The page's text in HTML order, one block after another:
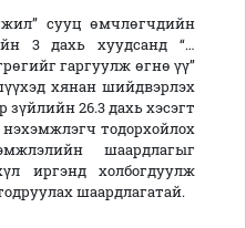
сууц өмчлөгчдийн
3 дахь хуудсанд “…
гаргуулж өгнө үү”
хянан шийдвэрлэх
зүйлийн 26.3 дахь хэсэгт
тодорхойлох
шаардлагыг
иргэнд холбогдуулж
шаардлагатай.